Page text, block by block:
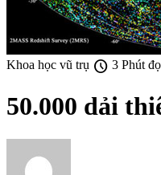
Khoa học vũ trụ schedule 3 Phút
50.000 dải